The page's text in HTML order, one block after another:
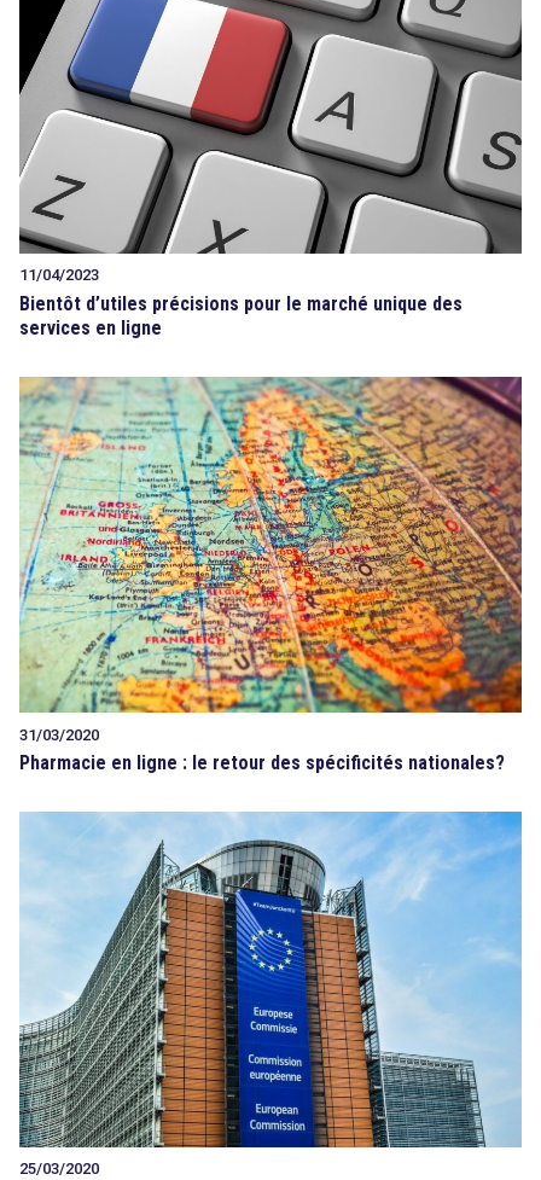
11/04/2023
Bientôt d’utiles précisions pour le marché unique des
services en ligne
31/03/2020
Pharmacie en ligne : le retour des spécificités nationales?
25/03/2020